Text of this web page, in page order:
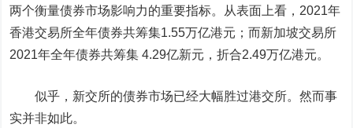
两个衡量债券市场影响力的重要指标。从表面上看，2021年
香港交易所全年债券共筹集1.55万亿港元；而新加坡交易所
2021年全年债券共筹集 4.29亿新元，折合2.49万亿港元。
似乎，新交所的债券市场已经大幅胜过港交所。然而事
实并非如此。